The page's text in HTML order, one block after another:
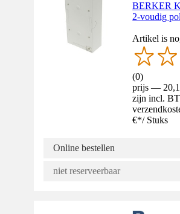
BERKER
2-voudig
Artikel is
(0)
prijs —
zijn incl.
€*/ Stuks
Online bestellen
niet reserveerbaar